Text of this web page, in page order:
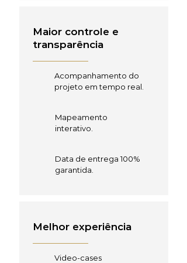
Maior controle e
transparência
Acompanhamento do
projeto em tempo real.
Mapeamento
interativo.
Data de entrega 100%
garantida.
Melhor experiência
Video-cases